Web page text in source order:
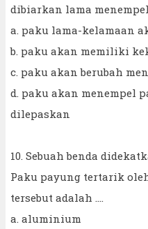
dibiarkan lama
a. paku lama-kelamaan
b. paku akan memiliki
c. paku akan berubah
d. paku akan menempel
dilepaskan
10. Sebuah benda
Paku payung tertarik
tersebut adalah ....
a. aluminium